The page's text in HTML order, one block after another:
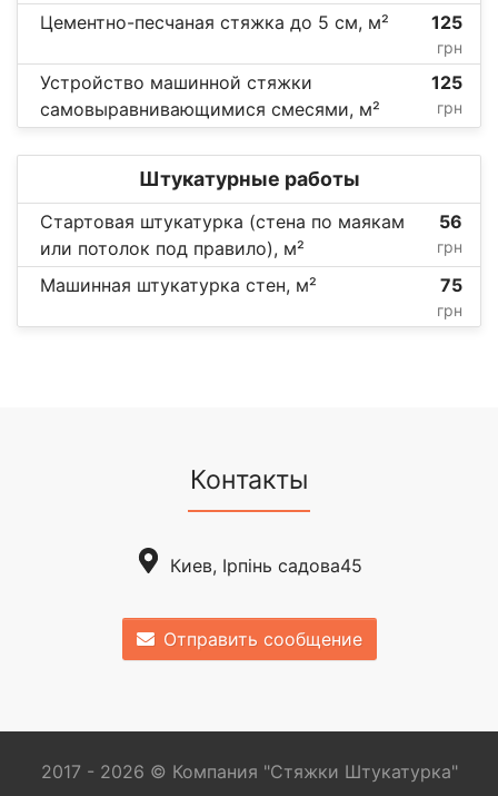
Цементно-песчаная стяжка до 5 см, м² 125
грн
Устройство машинной стяжки
самовыравнивающимися смесями, м²
125
грн
Штукатурные работы
Стартовая штукатурка (стена по маякам
или потолок под правило), м²
56
грн
Машинная штукатурка стен, м² 75
грн
Контакты
Киев, Ірпінь садова45
Отправить сообщение
2017 - 2026 © Компания "Стяжки Штукатурка"